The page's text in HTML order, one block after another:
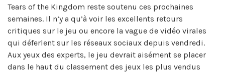
Tears of the Kingdom reste soutenu ces prochaines
semaines. Il n’y a qu’à voir les excellents retours
critiques sur le jeu ou encore la vague de vidéo virales
qui déferlent sur les réseaux sociaux depuis vendredi.
Aux yeux des experts, le jeu devrait aisément se placer
dans le haut du classement des jeux les plus vendus